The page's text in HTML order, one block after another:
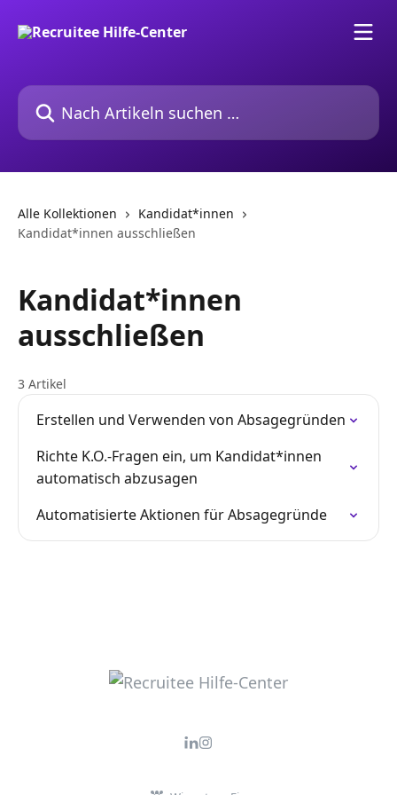
Nach Artikeln suchen …
Alle Kollektionen
Kandidat*innen
Kandidat*innen ausschließen
Kandidat*innen
ausschließen
3 Artikel
Erstellen und Verwenden von Absagegründen
Richte K.O.-Fragen ein, um Kandidat*innen
automatisch abzusagen
Automatisierte Aktionen für Absagegründe